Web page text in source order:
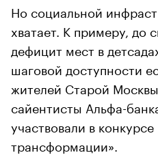
Но социальной
хватает. К примеру, до
дефицит мест в
шаговой доступности
жителей Старой
сайентисты Альфа-
участвовали в
трансформации».